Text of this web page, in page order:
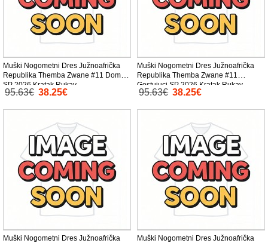
Muški Nogometni Dres Južnoafrička
Republika Themba Zwane #11 Domaci
SP 2026 Kratak Rukav
95.63€ 38.25€
Muški Nogometni Dres Južnoafrička
Republika Themba Zwane #11
Gostujuci SP 2026 Kratak Rukav
95.63€ 38.25€
Muški Nogometni Dres Južnoafrička
Muški Nogometni Dres Južnoafrička